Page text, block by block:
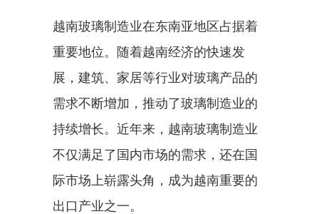
越南玻璃制造业在东南亚地区占据着
重要地位。随着越南经济的快速发
展，建筑、家居等行业对玻璃产品的
需求不断增加，推动了玻璃制造业的
持续增长。近年来，越南玻璃制造业
不仅满足了国内市场的需求，还在国
际市场上崭露头角，成为越南重要的
出口产业之一。